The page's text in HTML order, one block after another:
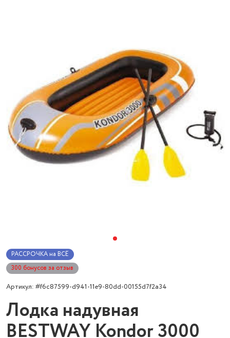
РАССРОЧКА на ВСЁ
300 бонусов за отзыв
Артикул: #f6c87599-d941-11e9-80dd-00155d7f2a34
Лодка надувная
BESTWAY Kondor 3000